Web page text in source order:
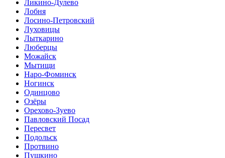
Ликино-Дулево
Лобня
Лосино-Петровский
Луховицы
Лыткарино
Люберцы
Можайск
Мытищи
Наро-Фоминск
Ногинск
Одинцово
Озёры
Орехово-Зуево
Павловский Посад
Пересвет
Подольск
Протвино
Пушкино